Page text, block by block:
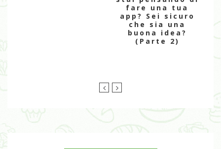
fare una tua
app? Sei sicuro
che sia una
buona idea?
(Parte 2)